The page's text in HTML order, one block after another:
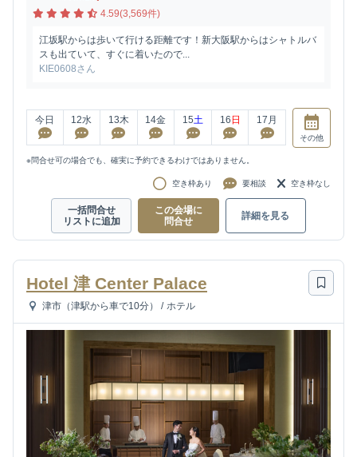
4.59(3,569件)
江坂駅からは歩いて行ける距離です！新大阪駅からはシャトルバ
スも出ていて、すぐに着いたので...
KIE0608さん
今日 12水 13木 14金 15土 16 日 17 月
その他
※問合せ可の場合でも、確実に予約できるわけではありません。
空き枠あり 要相談 空き枠なし
一括問合せ
リストに追加
この会場に
問合せ
詳細を見る
Hotel 津 Center Palace
津市（津駅から車で10分） / ホテル